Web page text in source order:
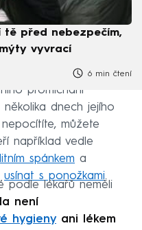
tě před nebezpečím,
vyvrací
6 min čtení
promíchání
dnech jejího
můžete
například vedle
spánkem a
usínat s ponožkami.
podle lékařů neměli
není
hygienyani lékem